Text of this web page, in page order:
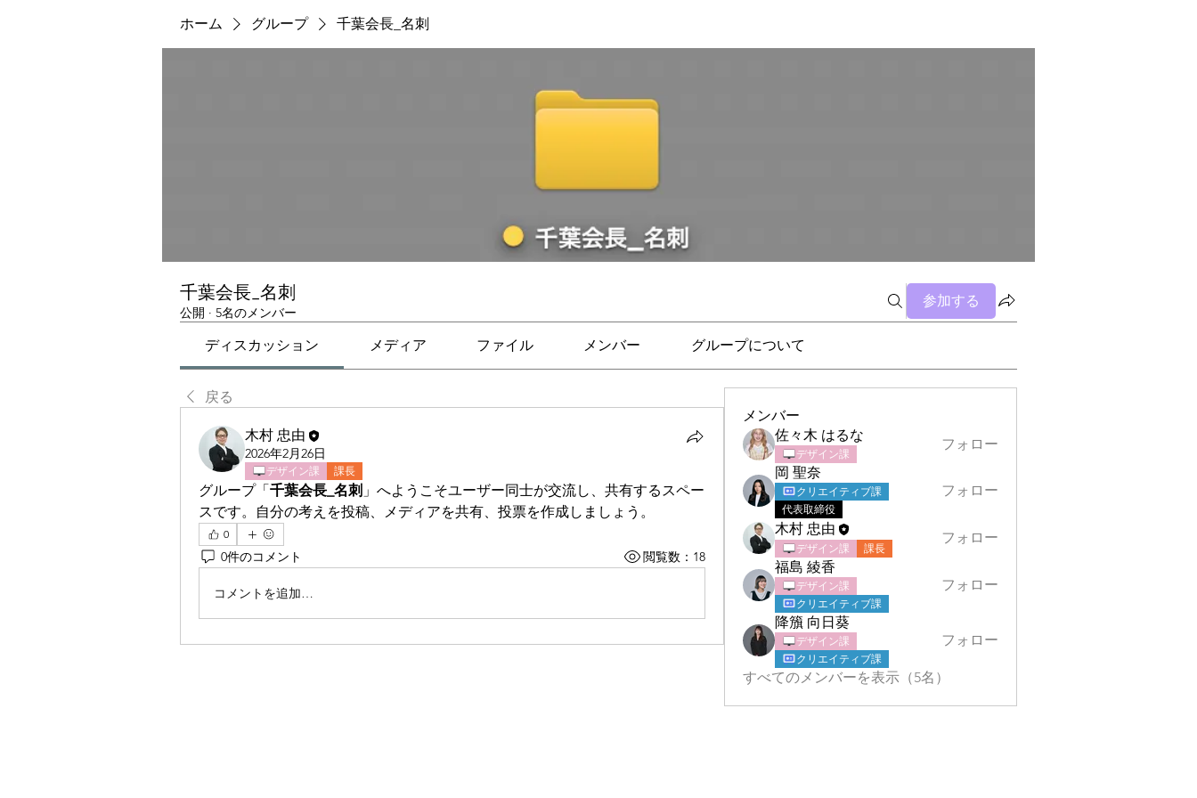
ホーム グループ 千葉会長_名刺
千葉会長_名刺
公開 · 5名のメンバー
参加する
ディスカッション メディア ファイル メンバー グループについて
戻る
木村 忠由
2026年2月26日
デザイン課 課長
グループ「 千葉会長_名刺 」へようこそユーザー同士が交流し、共有するスペー
スです。自分の考えを投稿、メディアを共有、投票を作成しましょう。
0
0件のコメント 閲覧数：18
コメントを追加…
メンバー
佐々木 はるな
デザイン課
フォロー
岡 聖奈
クリエイティブ課
代表取締役
フォロー
木村 忠由
デザイン課 課長
フォロー
福島 綾香
デザイン課
クリエイティブ課
フォロー
降籏 向日葵
デザイン課
クリエイティブ課
フォロー
すべてのメンバーを表示（5名）